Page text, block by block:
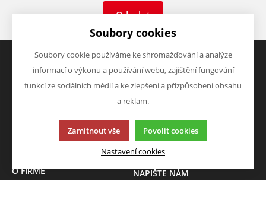
Odeslat
VŠE O NÁKUPU
Vrácení zboží
Zásady zpracování osobních
VÝHODY A SLEVY
Zboží v akci
Zboží výprodej
O FIRMĚ
O nás
NAPIŠTE NÁM
Soubory cookies
Soubory cookie používáme ke shromažďování a analýze
informací o výkonu a používání webu, zajištění fungování
funkcí ze sociálních médií a ke zlepšení a přizpůsobení obsahu
a reklam.
Zamítnout vše Povolit cookies
Nastavení cookies